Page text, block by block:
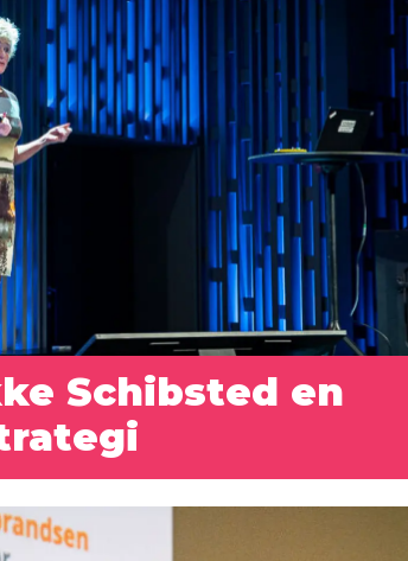
Schibsted en